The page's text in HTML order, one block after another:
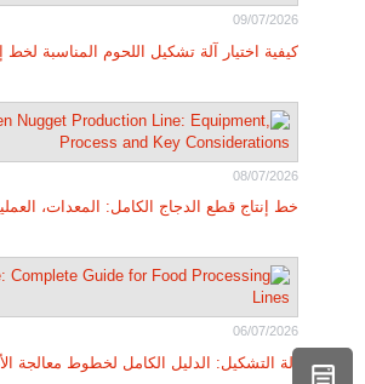
09/07/2026
كيفية اختيار آلة تشكيل اللحوم المناسبة لخط
08/07/2026
خط إنتاج قطع الدجاج الكامل: المعدات،
06/07/2026
آلة التشكيل: الدليل الكامل لخطوط معالجة